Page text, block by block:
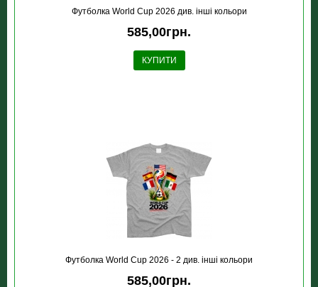
Футболка World Cup 2026 див. інші кольори
585,00грн.
КУПИТИ
Футболка World Cup 2026 - 2 див. інші кольори
585,00грн.